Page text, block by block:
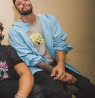
Yamê e viraliza